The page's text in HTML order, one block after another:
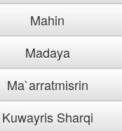
Mahin
Madaya
Ma`arratmisrin
Kuwayris Sharqi